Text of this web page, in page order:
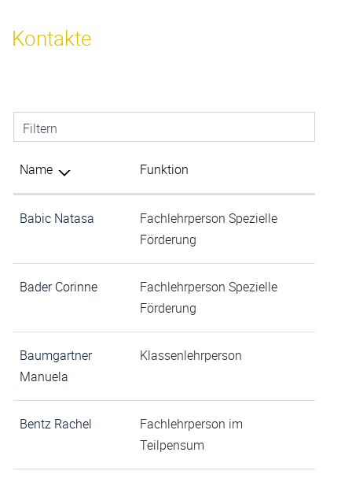
Kontakte
Filtern
Name Funktion
Babic Natasa
Fachlehrperson Spezielle
Förderung
Bader Corinne
Fachlehrperson Spezielle
Förderung
Baumgartner
Manuela
Klassenlehrperson
Bentz Rachel
Fachlehrperson im
Teilpensum